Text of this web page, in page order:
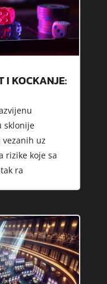
I KOCKANJE:
sklonije
uz
rizike koje sa
ra